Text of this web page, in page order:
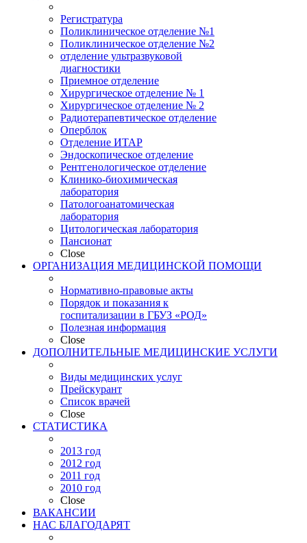
Регистратура
Поликлиническое отделение №1
Поликлиническое отделение №2
отделение ультразвуковой
диагностики
Приемное отделение
Хирургическое отделение № 1
Хирургическое отделение № 2
Радиотерапевтическое отделение
Оперблок
Отделение ИТАР
Эндоскопическое отделение
Рентгенологическое отделение
Клинико-биохимическая
лаборатория
Патологоанатомическая
лаборатория
Цитологическая лаборатория
Пансионат
Close
ОРГАНИЗАЦИЯ МЕДИЦИНСКОЙ ПОМОЩИ
Нормативно-правовые акты
Порядок и показания к
госпитализации в ГБУЗ «РОД»
Полезная информация
Close
ДОПОЛНИТЕЛЬНЫЕ МЕДИЦИНСКИЕ УСЛУГИ
Виды медицинских услуг
Прейскурант
Список врачей
Close
СТАТИСТИКА
2013 год
2012 год
2011 год
2010 год
Close
ВАКАНСИИ
НАС БЛАГОДАРЯТ